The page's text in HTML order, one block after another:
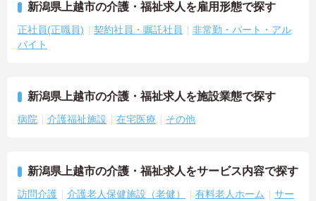
新潟県上越市の介護・福祉求人を雇用形態で探す
正社員(正職員) 契約社員・嘱託社員
非常勤・パート・アル
バイト
新潟県上越市の介護・福祉求人を施設業態で探す
病院 介護福祉施設 在宅医療 その他
新潟県上越市の介護・福祉求人をサービス内容で探す
訪問介護 介護老人保健施設（老健） 有料老人ホーム
サー